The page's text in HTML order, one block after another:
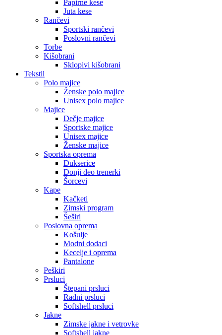
Papirne kese
Juta kese
Rančevi
Sportski rančevi
Poslovni rančevi
Torbe
Kišobrani
Sklopivi kišobrani
Tekstil
Polo majice
Ženske polo majice
Unisex polo majice
Majice
Dečje majice
Sportske majice
Unisex majice
Ženske majice
Sportska oprema
Dukserice
Donji deo trenerki
Šorcevi
Kape
Kačketi
Zimski program
Šeširi
Poslovna oprema
Košulje
Modni dodaci
Kecelje i oprema
Pantalone
Peškiri
Prsluci
Štepani prsluci
Radni prsluci
Softshell prsluci
Jakne
Zimske jakne i vetrovke
Softshell jakne